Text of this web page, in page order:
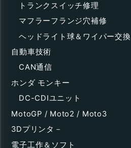
トランクスイッチ修理
マフラーフランジ穴補修
ヘッドライト球＆ワイパー交換
自動車技術
CAN通信
ホンダ モンキー
DC-CDIユニット
MotoGP / Moto2 / Moto3
3Dプリンタ－
電子工作＆ソフト